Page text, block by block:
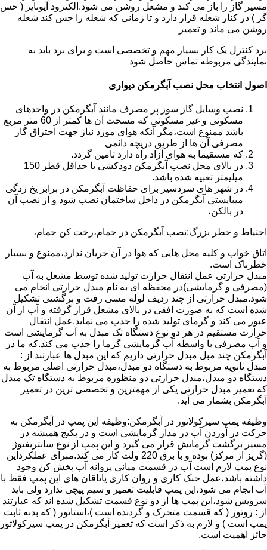
مسیر گاز را باز می کند و مشعل روشن می شود.الکترود آیونایز ( حس
گر ) در کنار شعله قرار دارد و تا زمانی که شعله را حس کند شعله
روشن می ماند و تعمیر
برد کنترل یک کار بسیار مهم و تخصصی است و برای برد باید به
نمایندگی مربوطه تماس حاصل شود
اصول انتخاب محل نصب آبگرمکن دیواری
نصب وسایل گاز سوز پر مصرف مانند آبگرمکن در واحدهای
مسکونی و غیر مسکونی که مسحت آن ها کمتر از 60 متر مربع
باشد ممنوع است،مگر آنکه هوای مورد نیاز جهت احتراق گاز
مصرفی آن ها از طریق دریچه دائمی
که مستقیما به هوای آزاد راه دارد تامین گردد.
در بالای محل نصب آبگرمکن دودکشی با حداقل قطر 150
میلیمتر تعبیه شده باشد.
در شهر های سردسیر برای حفاظت آبگرمکن در برابر یخ زدگی
میبایستی آبگرمکن در داخل ساختمان نصب شود و از نصب آن
در بالکن،
احتیاط و خطر بزرگ:نصب آبگرمکن در حمام،رخت کن حمام،
اتاق خواب و کلیه محل هایی که هوا در آن جریان ندارد،ممنوع و بسیار
خطرناک است.
مبدل حرارتی عمل انتقال حرارت تولید شده توسط مشعل به آب
(مصرفی و گرمایشی)در محفظه ای به نام مبدل حرارتی انجام می
شود.مبدل حرارتی از چند ردیف لوله مسی رفت و برگشتی تشکیل
شده است که به صورت افقی در بالای مشعل قرار گرفته و آب از آن
عبور می کند و گرمای تولید شده را جذب می نماید.عمل انتقال
حرارت مستقیم در هر دو نوع دستگاه تک مبدل به آب گرمایشی است
و آب مصرفی با واسطه آب گرمایشی گرما را جذب می کند.که ما در
آبگرمکن چند مبل مبدل حرارتی داریم که این مبدل ها عبارتند از :
مبدل ثانویه مربوط به دستگاه دو مبدل،مبدل حرارتی اصلی مربوط به
دستگاه دو مبدل،مبدل حرارتی دو منظوره مربوط به دستگاه تک مبدل
که تعمیر مبدل حرارتی یکی از مهمترین و تخصصی ترین در تعمیر
آبگرمکن بشمار می آید.
وظیفه پمپ سیرکولاتور در آبگرمکن:وظیفه این پمپ در آبگرمکن به
حرکت در آوردن آب در مدار گرمایشی است و در پکیج همیشه در
مسیر برگشت گرمایش قرار می گیرد و این پمپ از نوع سانتریفیوژ
(گریز از مرکز) بوده و با برق 220 ولت کار می کند.مبرای عملکرداین
نوع پمپ لازم است آب در قسمت میانی پروانه آب پخش کن وجود
داشته باشد،عمل خنک کاری و روان کاری یاتاقان های این پمپ فقط با
آب انجام می شود،این پمپ قابلیت تعمیر و سیم پیچی ندارد ولی باید
سرویس شود،این پمپ ها از دو نوع قسمت تشکیل شده اند که عبارتند
از : روتور ( که قسمت متحرک و گردنده است )،استاتور ( که بدنه ثابت
پمپ است ) و لازم به ذکر است که تعمیر آبگرمکن در پمپ سیرکولاتور
حائز اهمیت است.